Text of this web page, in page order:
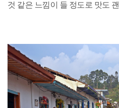
것 같은 느낌이 들 정도로 맛도